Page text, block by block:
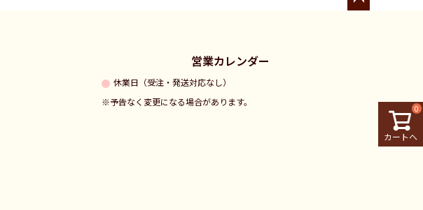
カートへ
0
営業カレンダー
休業日（受注・発送対応なし）
※予告なく変更になる場合があります。